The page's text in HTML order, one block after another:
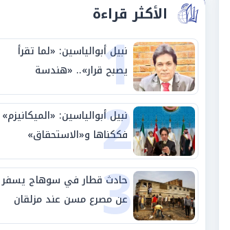
الأكثر قراءة
1
نبيل أبوالياسين: «لما تقرأ
يصبح قرار».. «هندسة
الاستثمار السيادي» بين «ربط
الجيب بالوطن» و«سيادة
الكلمة»
2
نبيل أبوالياسين: «الميكانيزم»
فككناها و«الاستحقاق»
حتمية.. «تفعيل الإرادة»
مهمة الجامعة العربية
3
حادث قطار في سوهاج يسفر
عن مصرع مسن عند مزلقان
المراغة